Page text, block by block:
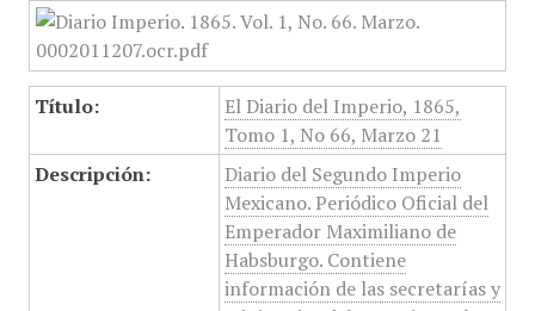
Título:
El Diario del Imperio, 1865,
Tomo 1, No 66, Marzo 21
Descripción:
Diario del Segundo Imperio
Mexicano. Periódico Oficial del
Emperador Maximiliano de
Habsburgo. Contiene
información de las secretarías y